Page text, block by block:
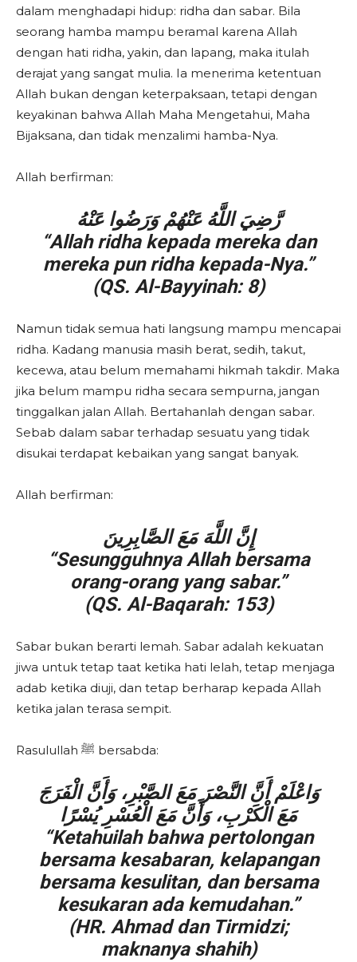
dalam menghadapi hidup: ridha dan sabar. Bila
seorang hamba mampu beramal karena Allah
dengan hati ridha, yakin, dan lapang, maka itulah
derajat yang sangat mulia. Ia menerima ketentuan
Allah bukan dengan keterpaksaan, tetapi dengan
keyakinan bahwa Allah Maha Mengetahui, Maha
Bijaksana, dan tidak menzalimi hamba-Nya.
Allah berfirman:
رَّضِيَ اللَّهُ عَنْهُمْ وَرَضُوا عَنْهُ
“Allah ridha kepada mereka dan
mereka pun ridha kepada-Nya.”
(QS. Al-Bayyinah: 8)
Namun tidak semua hati langsung mampu mencapai
ridha. Kadang manusia masih berat, sedih, takut,
kecewa, atau belum memahami hikmah takdir. Maka
jika belum mampu ridha secara sempurna, jangan
tinggalkan jalan Allah. Bertahanlah dengan sabar.
Sebab dalam sabar terhadap sesuatu yang tidak
disukai terdapat kebaikan yang sangat banyak.
Allah berfirman:
إِنَّ اللَّهَ مَعَ الصَّابِرِينَ
“Sesungguhnya Allah bersama
orang-orang yang sabar.”
(QS. Al-Baqarah: 153)
Sabar bukan berarti lemah. Sabar adalah kekuatan
jiwa untuk tetap taat ketika hati lelah, tetap menjaga
adab ketika diuji, dan tetap berharap kepada Allah
ketika jalan terasa sempit.
Rasulullah ﷺ bersabda:
وَاعْلَمْ أَنَّ النَّصْرَ مَعَ الصَّبْرِ، وَأَنَّ الْفَرَجَ
مَعَ الْكَرْبِ، وَأَنَّ مَعَ الْعُسْرِ يُسْرًا
“Ketahuilah bahwa pertolongan
bersama kesabaran, kelapangan
bersama kesulitan, dan bersama
kesukaran ada kemudahan.”
(HR. Ahmad dan Tirmidzi;
maknanya shahih)